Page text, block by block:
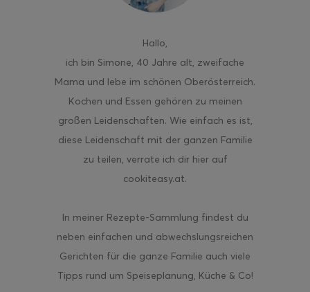
Hallo,
ich bin Simone, 40 Jahre alt, zweifache
Mama und lebe im schönen Oberösterreich.
Kochen und Essen gehören zu meinen
großen Leidenschaften. Wie einfach es ist,
diese Leidenschaft mit der ganzen Familie
zu teilen, verrate ich dir hier auf
cookiteasy.at.
In meiner Rezepte-Sammlung findest du
neben einfachen und abwechslungsreichen
Gerichten für die ganze Familie auch viele
Tipps rund um Speiseplanung, Küche & Co!